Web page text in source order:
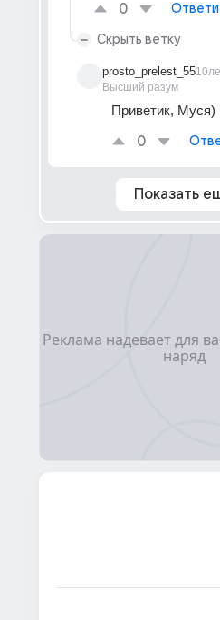
0
Скрыть ветку
prosto_prelest_55
Высший разум
Приветик, Муся)
0
Показать